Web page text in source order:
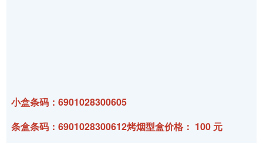
小盒条码：6901028300605
条盒条码：6901028300612烤烟型盒价格： 100 元